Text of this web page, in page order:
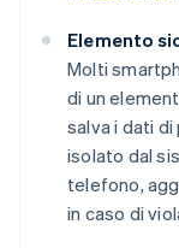
Elemento
Molti
di un
salva i dati
isolato dal
telefono,
in caso di